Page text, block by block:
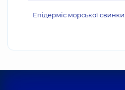
Епідерміс морської